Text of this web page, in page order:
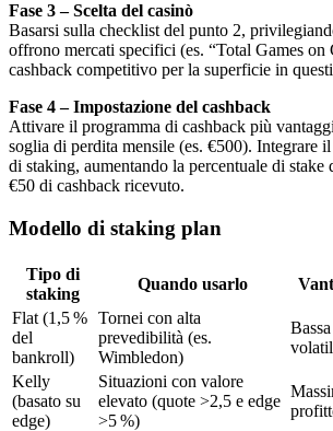
Fase 3 – Scelta del casinò
Basarsi sulla checklist del punto 2,
offrono mercati specifici (es. “Total Games on
cashback competitivo per la superficie in
Fase 4 – Impostazione del cashback
Attivare il programma di cashback più
soglia di perdita mensile (es. €500). Integrare
di staking, aumentando la percentuale di stake
€50 di cashback ricevuto.
Modello di staking plan
Tipo di
staking
Quando usarlo
Flat (1,5 %
del
bankroll)
Tornei con alta
prevedibilità (es.
Wimbledon)
Bassa
Kelly
(basato su
edge)
Situazioni con valore
elevato (quote >2,5 e edge
>5 %)